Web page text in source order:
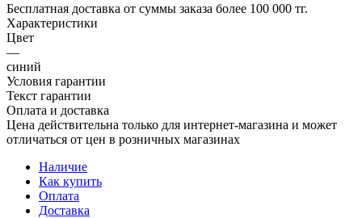
Бесплатная доставка от суммы заказа более 100 000 тг.
Характеристики
Цвет
—
синий
Условия гарантии
Текст гарантии
Оплата и доставка
Цена действительна только для интернет-магазина и может
отличаться от цен в розничных магазинах
Наличие
Как купить
Оплата
Доставка